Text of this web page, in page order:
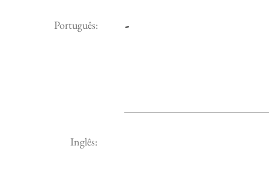
Português: -
Inglês: